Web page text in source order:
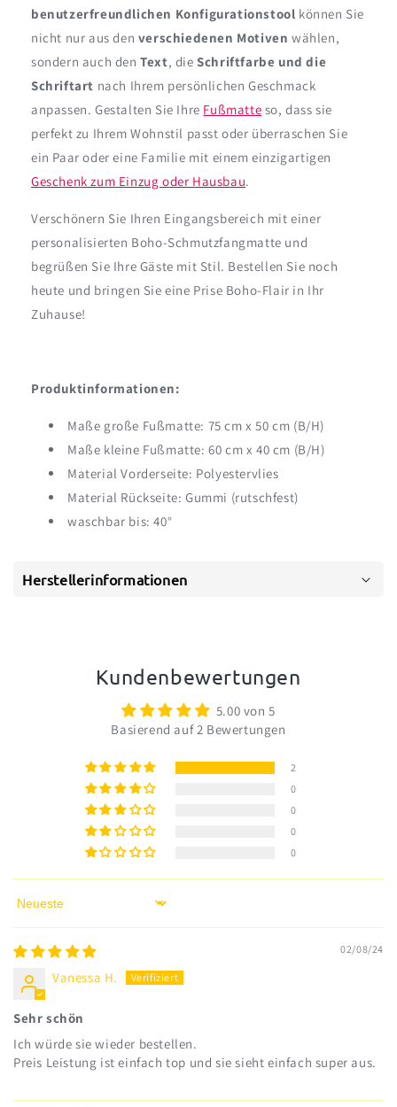
benutzerfreundlichen Konfigurationstool können Sie
nicht nur aus den verschiedenen Motiven wählen,
sondern auch denText, dieSchriftfarbe und die
Schriftart nach Ihrem persönlichen Geschmack
anpassen. Gestalten Sie Ihre Fußmatte so, dass sie
perfekt zu Ihrem Wohnstil passt oder überraschen Sie
ein Paar oder eine Familie mit einem einzigartigen
Geschenk zum Einzug oder Hausbau.
Verschönern Sie Ihren Eingangsbereich mit einer
personalisierten Boho-Schmutzfangmatte und
begrüßen Sie Ihre Gäste mit Stil. Bestellen Sie noch
heute und bringen Sie eine Prise Boho-Flair in Ihr
Zuhause!
Produktinformationen:
Maße große Fußmatte: 75 cm x 50 cm (B/H)
Maße kleine Fußmatte: 60 cm x 40 cm (B/H)
Material Vorderseite: Polyestervlies
Material Rückseite: Gummi (rutschfest)
waschbar bis: 40°
Herstellerinformationen
Kundenbewertungen
5.00 von 5
Basierend auf 2 Bewertungen
2
0
0
0
0
Sort by
02/08/24
Vanessa H.
Sehr schön
Ich würde sie wieder bestellen.
Preis Leistung ist einfach top und sie sieht einfach super aus.